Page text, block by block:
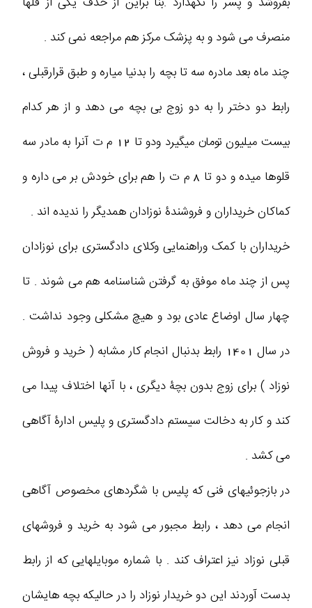
منصرف می شود و به پزشک مرکز هم مراجعه نمی کند .
چند ماه بعد مادره سه تا بچه را بدنیا میاره و طبق قرارقبلی ،
رابط دو دختر را به دو زوج بی بچه می دهد و از هر کدام
بیست میلیون تومان میگیرد ودو تا 12 م ت آنرا به مادر سه
قلوها میده و دو تا 8 م ت را هم برای خودش بر می داره و
کماکان خریداران و فروشندۀ نوزادان همدیگر را ندیده اند .
خریداران با کمک وراهنمایی وکلای دادگستری برای نوزادان
پس از چند ماه موفق به گرفتن شناسنامه هم می شوند . تا
چهار سال اوضاع عادی بود و هیچ مشکلی وجود نداشت .
در سال 1401 رابط بدنبال انجام کار مشابه ( خرید و فروش
نوزاد ) برای زوج بدون بچۀ دیگری ، با آنها اختلاف پیدا می
کند و کار به دخالت سیستم دادگستری و پلیس ادارۀ آگاهی
می کشد .
در بازجوئیهای فنی که پلیس با شگردهای مخصوص آگاهی
انجام می دهد ، رابط مجبور می شود به خرید و فروشهای
قبلی نوزاد نیز اعتراف کند . با شماره موبایلهایی که از رابط
بدست آوردند این دو خریدار نوزاد را در حالیکه بچه هایشان